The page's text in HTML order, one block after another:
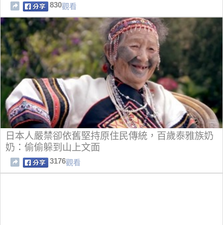
830觀看
日本人嚴禁卻依舊堅持原住民傳統，百歲泰雅族奶
奶：偷偷躲到山上文面
3176觀看